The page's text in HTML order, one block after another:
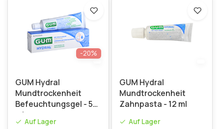
-20%
GUM Hydral
Mundtrockenheit
Befeuchtungsgel - 50
ml
Auf Lager
GUM Hydral
Mundtrockenheit
Zahnpasta - 12 ml
Auf Lager